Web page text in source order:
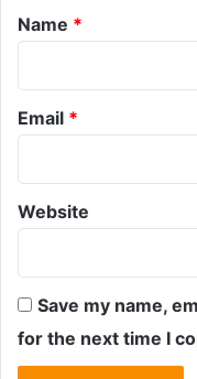
*
Name *
Email *
Website
Save my name,
for the next time I